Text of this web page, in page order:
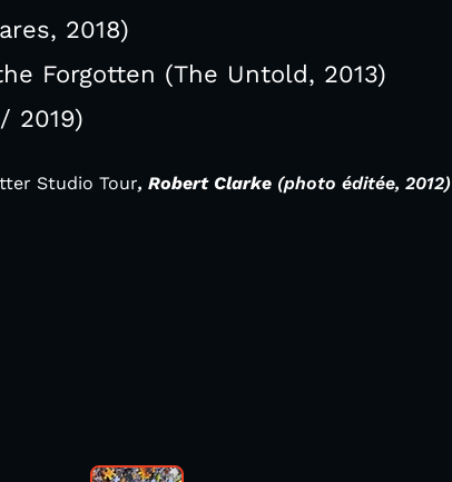
2018)
Forgotten (The Untold, 2013)
2019)
Studio Tour, Robert Clarke (photo éditée, 2012)